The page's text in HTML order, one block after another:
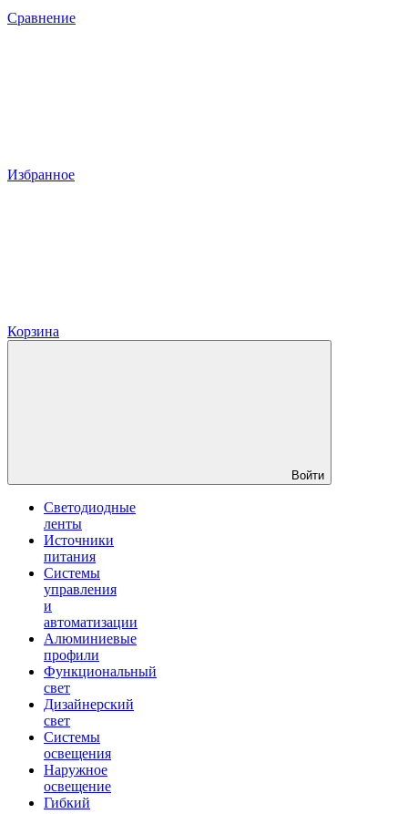
Сравнение
Избранное
Корзина
Войти
Светодиодные
ленты
Источники
питания
Системы
управления
и
автоматизации
Алюминиевые
профили
Функциональный
свет
Дизайнерский
свет
Системы
освещения
Наружное
освещение
Гибкий